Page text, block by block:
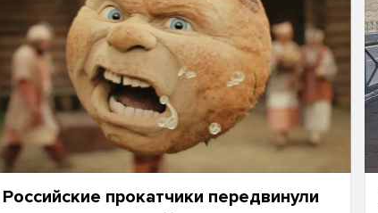
Российские прокатчики передвинули